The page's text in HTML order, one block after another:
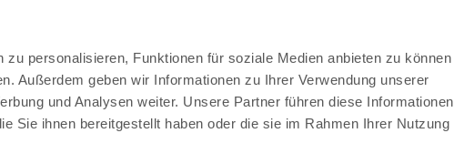
personalisieren, Funktionen für soziale Medien anbieten zu können
Außerdem geben wir Informationen zu Ihrer Verwendung unserer
und Analysen weiter. Unsere Partner führen diese Informationen
Sie ihnen bereitgestellt haben oder die sie im Rahmen Ihrer Nutzung